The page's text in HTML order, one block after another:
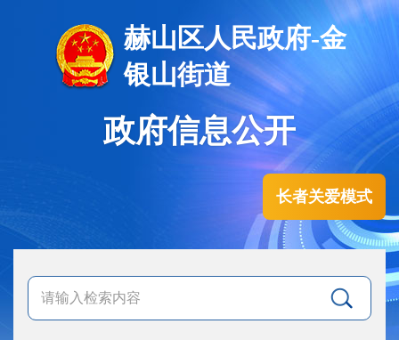
赫山区人民政府-金
银山街道
政府信息公开
长者关爱模式